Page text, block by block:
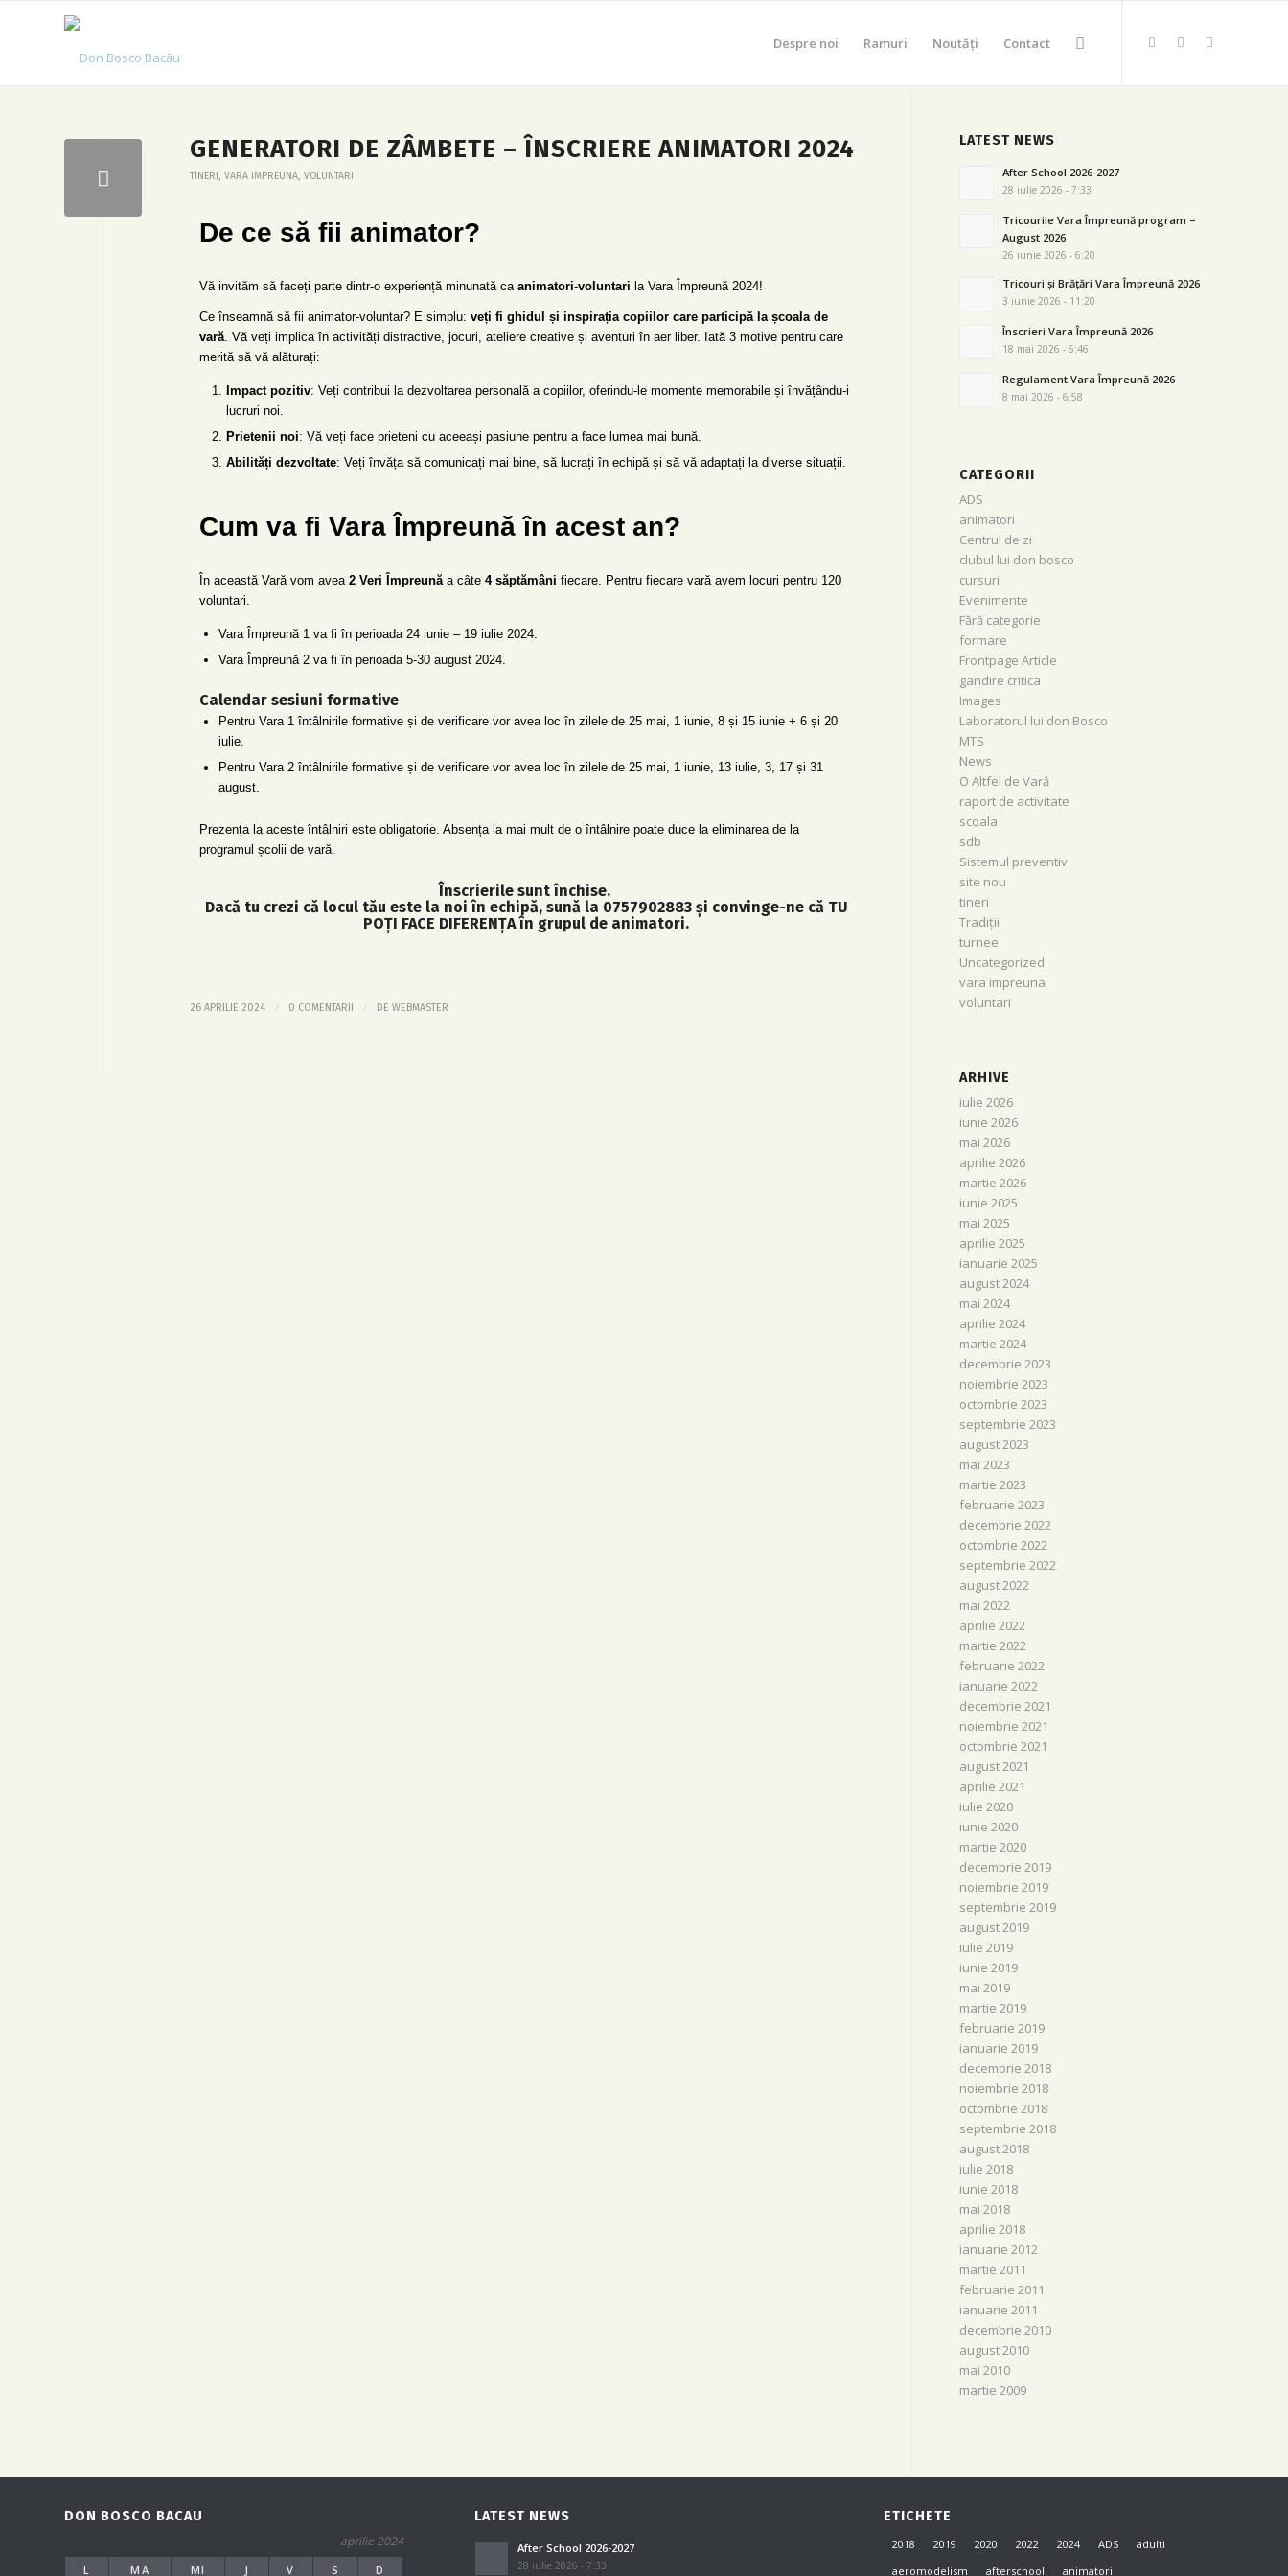
Despre noi Ramuri Noutăți Contact
GENERATORI DE ZÂMBETE – ÎNSCRIERE ANIMATORI 2024
TINERI, VARA IMPREUNA, VOLUNTARI
De ce să fii animator?
Vă invităm să faceți parte dintr-o experiență minunată ca animatori-voluntari la Vara Împreună 2024!
Ce înseamnă să fii animator-voluntar? E simplu: veți fi ghidul și inspirația copiilor care participă la școala de
vară. Vă veți implica în activități distractive, jocuri, ateliere creative și aventuri în aer liber. Iată 3 motive pentru care
merită să vă alăturați:
Impact pozitiv: Veți contribui la dezvoltarea personală a copiilor, oferindu-le momente memorabile și învățându-i
lucruri noi.
Prietenii noi: Vă veți face prieteni cu aceeași pasiune pentru a face lumea mai bună.
Abilități dezvoltate: Veți învăța să comunicați mai bine, să lucrați în echipă și să vă adaptați la diverse situații.
Cum va fi Vara Împreună în acest an?
În această Vară vom avea 2 Veri Împreunăa câte 4 săptămâni fiecare. Pentru fiecare vară avem locuri pentru 120
voluntari.
Vara Împreună 1 va fi în perioada 24 iunie – 19 iulie 2024.
Vara Împreună 2 va fi în perioada 5-30 august 2024.
Calendar sesiuni formative
Pentru Vara 1 întâlnirile formative și de verificare vor avea loc în zilele de 25 mai, 1 iunie, 8 și 15 iunie + 6 și 20
iulie.
Pentru Vara 2 întâlnirile formative și de verificare vor avea loc în zilele de 25 mai, 1 iunie, 13 iulie, 3, 17 și 31
august.
Prezența la aceste întâlniri este obligatorie. Absența la mai mult de o întâlnire poate duce la eliminarea de la
programul școlii de vară.
Înscrierile sunt închise.
Dacă tu crezi că locul tău este la noi în echipă, sună la 0757902883 și convinge-ne că TU
POȚI FACE DIFERENȚA în grupul de animatori.
26 APRILIE 2024 / 0 COMENTARII / DE WEBMASTER
LATEST NEWS
After School 2026-2027
28 iulie 2026 - 7:33
Tricourile Vara Împreună program –
August 2026
26 iunie 2026 - 6:20
Tricouri și Brățări Vara Împreună 2026
3 iunie 2026 - 11:20
Înscrieri Vara Împreună 2026
18 mai 2026 - 6:46
Regulament Vara Împreună 2026
8 mai 2026 - 6:58
CATEGORII
ADS
animatori
Centrul de zi
clubul lui don bosco
cursuri
Evenimente
Fără categorie
formare
Frontpage Article
gandire critica
Images
Laboratorul lui don Bosco
MTS
News
O Altfel de Vară
raport de activitate
scoala
sdb
Sistemul preventiv
site nou
tineri
Tradiții
turnee
Uncategorized
vara impreuna
voluntari
ARHIVE
iulie 2026
iunie 2026
mai 2026
aprilie 2026
martie 2026
iunie 2025
mai 2025
aprilie 2025
ianuarie 2025
august 2024
mai 2024
aprilie 2024
martie 2024
decembrie 2023
noiembrie 2023
octombrie 2023
septembrie 2023
august 2023
mai 2023
martie 2023
februarie 2023
decembrie 2022
octombrie 2022
septembrie 2022
august 2022
mai 2022
aprilie 2022
martie 2022
februarie 2022
ianuarie 2022
decembrie 2021
noiembrie 2021
octombrie 2021
august 2021
aprilie 2021
iulie 2020
iunie 2020
martie 2020
decembrie 2019
noiembrie 2019
septembrie 2019
august 2019
iulie 2019
iunie 2019
mai 2019
martie 2019
februarie 2019
ianuarie 2019
decembrie 2018
noiembrie 2018
octombrie 2018
septembrie 2018
august 2018
iulie 2018
iunie 2018
mai 2018
aprilie 2018
ianuarie 2012
martie 2011
februarie 2011
ianuarie 2011
decembrie 2010
august 2010
mai 2010
martie 2009
DON BOSCO BACAU
aprilie 2024
L MA MI J V S D
LATEST NEWS
After School 2026-2027
28 iulie 2026 - 7:33
ETICHETE
2018 2019 2020 2022 2024 ADS
adulți
aeromodelism
afterschool animatori